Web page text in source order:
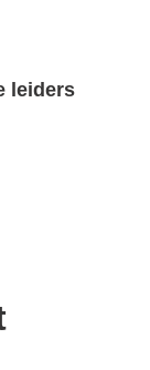
leiders